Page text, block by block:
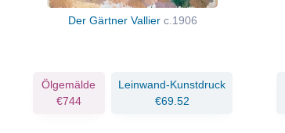
Der Gärtner Vallier c.1906
Ölgemälde
€744
Leinwand-Kunstdruck
€69.52